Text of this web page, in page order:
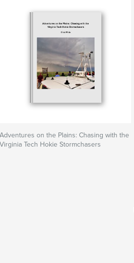
Adventures on the Plains: Chasing with the
Virginia Tech Hokie Stormchasers